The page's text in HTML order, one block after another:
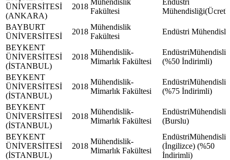
ÜNİVERSİTESİ
(ANKARA)
2018
Fakültesi
BAYBURT
ÜNİVERSİTESİ
2018
Mühendislik
Fakültesi
Endüstri
BEYKENT
ÜNİVERSİTESİ
(İSTANBUL)
2018
Mühendislik-
Mimarlık Fakültesi
(%50 İndirimli)
BEYKENT
ÜNİVERSİTESİ
(İSTANBUL)
2018
Mühendislik-
Mimarlık Fakültesi
(%75 İndirimli)
BEYKENT
ÜNİVERSİTESİ
(İSTANBUL)
2018
Mühendislik-
Mimarlık Fakültesi
(Burslu)
BEYKENT
ÜNİVERSİTESİ
(İSTANBUL)
2018
Mühendislik-
Mimarlık Fakültesi
(İngilizce) (%50
İndirimli)